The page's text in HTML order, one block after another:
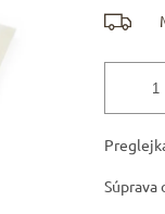
Súprava